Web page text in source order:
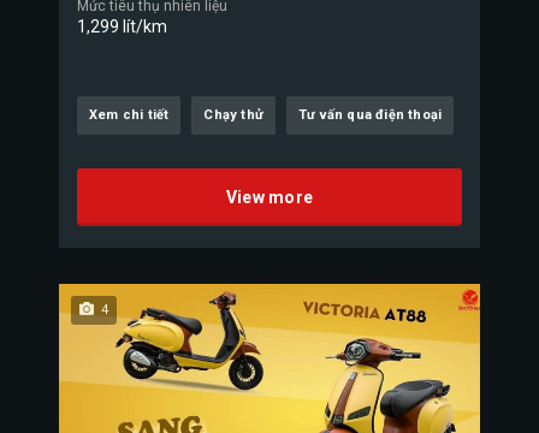
Mức tiêu thụ nhiên liệu
1,299 lít/km
Xem chi tiết Chạy thử Tư vấn qua điện thoại
View more
4